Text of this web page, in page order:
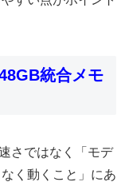
統合メモ
さではなく「モデ
く動くこと」にあ